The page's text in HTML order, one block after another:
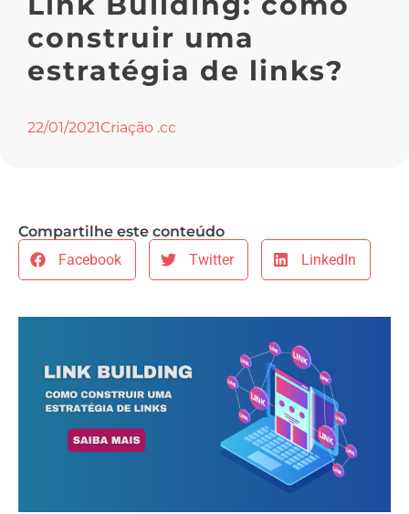
construir uma
estratégia de links?
22/01/2021Criação .cc
Compartilhe este conteúdo
Facebook
Twitter LinkedIn